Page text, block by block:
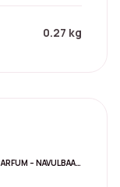
0.27 kg
LANCÔME LA VIE EST BELLE EAU DE PARFUM – NAVULBAAR 150 ML